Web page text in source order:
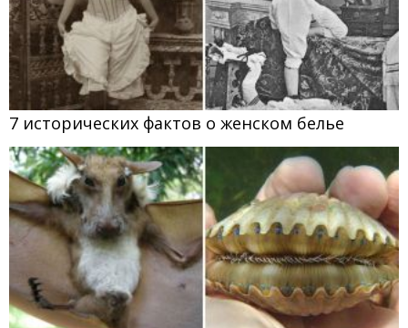
7 исторических фактов о женском белье